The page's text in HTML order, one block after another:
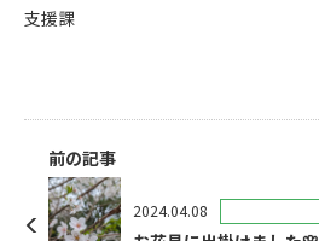
支援課
前の記事
2024.04.08